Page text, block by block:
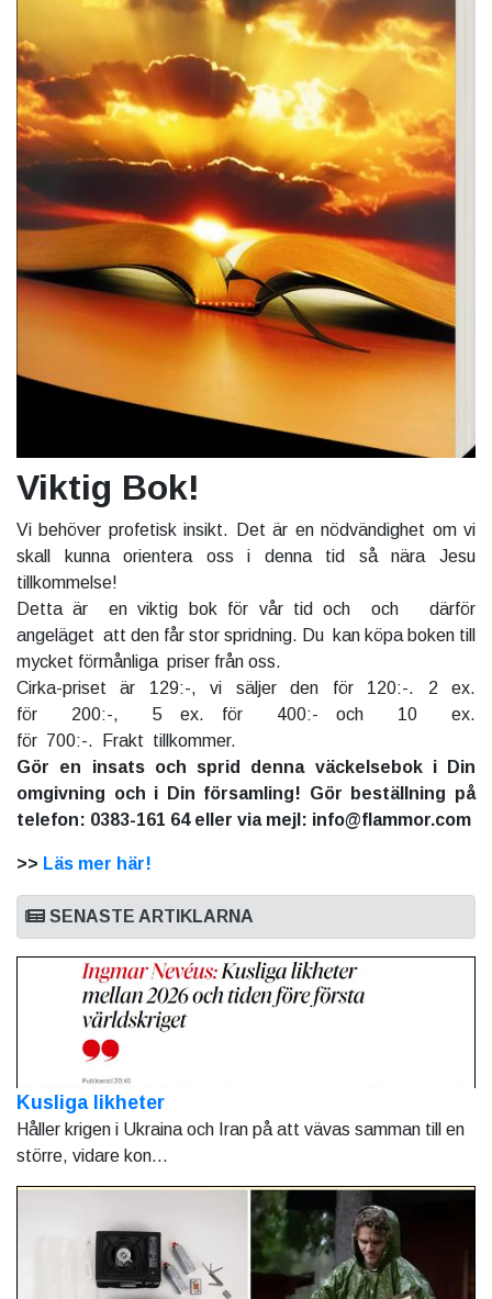
Viktig Bok!
Vi behöver profetisk insikt. Det är en nödvändighet om vi
skall kunna orientera oss i denna tid så nära Jesu
tillkommelse!
Detta är en viktig bok för vår tid och och därför
angeläget att den får stor spridning. Du kan köpa boken till
mycket förmånliga priser från oss.
Cirka-priset är 129:-, vi säljer den för 120:-. 2 ex.
för 200:-, 5 ex. för 400:- och 10 ex.
för 700:-. Frakt tillkommer.
Gör en insats och sprid denna väckelsebok i Din
omgivning och i Din församling! Gör beställning på
telefon: 0383-161 64 eller via mejl: info@flammor.com
>> Läs mer här!
SENASTE ARTIKLARNA
Kusliga likheter
Håller krigen i Ukraina och Iran på att vävas samman till en
större, vidare kon...